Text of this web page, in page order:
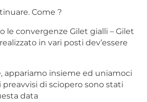
Come ?
le convergenze Gilet gialli – Gilet
in vari posti dev’essere
appariamo insieme ed uniamoci
di sciopero sono stati
data